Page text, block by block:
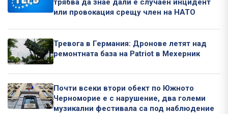
трябва да знае дали е случаен инцидент
или провокация срещу член на НАТО
Тревога в Германия: Дронове летят над
ремонтната база на Patriot в Мехерник
Почти всеки втори обект по Южното
Черноморие е с нарушение, два големи
музикални фестивала са под наблюдение